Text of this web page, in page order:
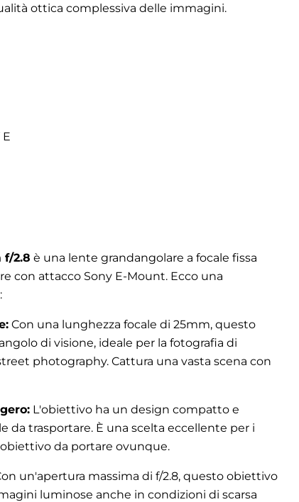
ottica complessiva delle immagini.
E
f/2.8 è una lente grandangolare a focale fissa
con attacco Sony E-Mount. Ecco una
Con una lunghezza focale di 25mm, questo
di visione, ideale per la fotografia di
photography. Cattura una vasta scena con
L'obiettivo ha un design compatto e
da trasportare. È una scelta eccellente per i
da portare ovunque.
un'apertura massima di f/2.8, questo obiettivo
luminose anche in condizioni di scarsa